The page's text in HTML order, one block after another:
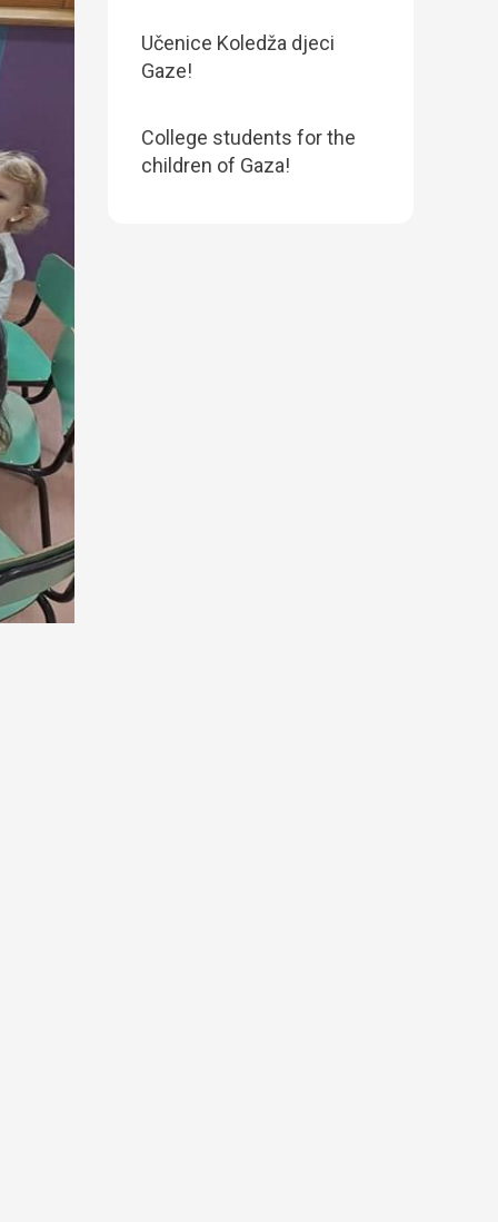
Učenice Koledža djeci
Gaze!
College students for the
children of Gaza!